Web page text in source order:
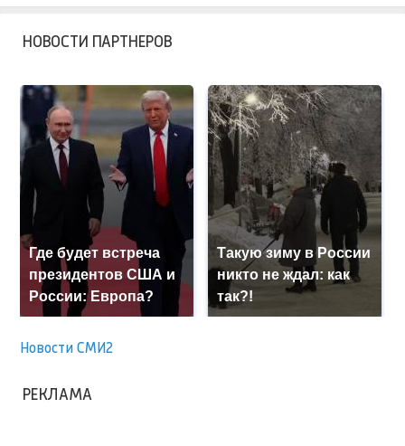
НОВОСТИ ПАРТНЕРОВ
Где будет встреча
президентов США и
России: Европа?
Такую зиму в России
никто не ждал: как
так?!
Новости СМИ2
РЕКЛАМА